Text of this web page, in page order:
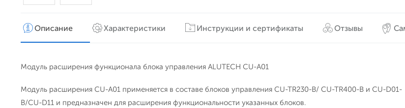
Описание Характеристики Инструкции и сертификаты Отзывы
Модуль расширения функционала блока управления ALUTECH CU-A01
Модуль расширения CU-A01 применяется в составе блоков управления CU-TR230-B/ CU-TR400-B и CU-D01-
B/CU-D11 и предназначен для расширения функциональности указанных блоков.